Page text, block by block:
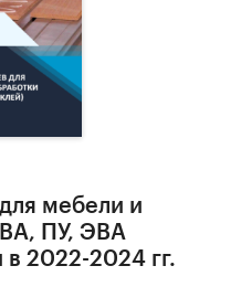
мебели и
ПУ, ЭВА
2022-2024 гг.